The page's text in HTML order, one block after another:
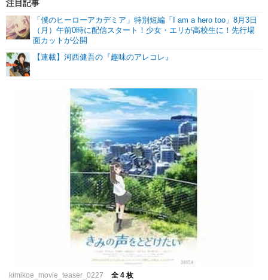
注目記事
「僕のヒーローアカデミア」特別短編「I am a hero too」8月3日
（月）午前0時に配信スタート！少女・エリが高校生に！先行場
面カットが公開
【連載】河西健吾の『趣味のアレコレ』
kimikoe_movie_teaser_0227 全 4 枚